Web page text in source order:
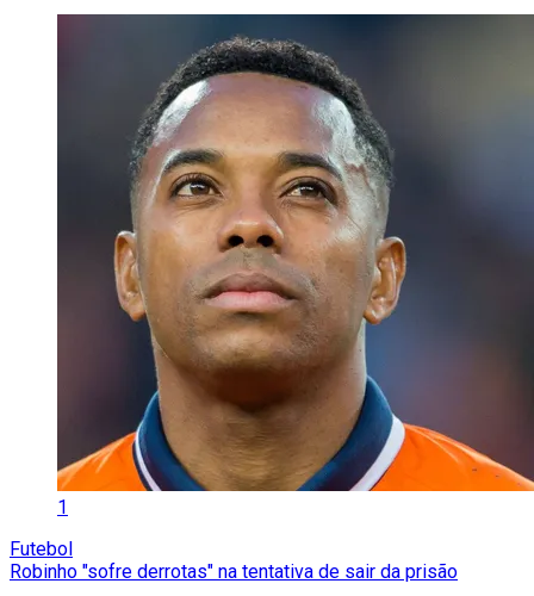
1
Futebol
Robinho "sofre derrotas" na tentativa de sair da prisão